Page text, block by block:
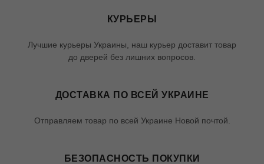
КУРЬЕРЫ
Лучшие курьеры Украины, наш курьер доставит товар
до дверей без лишних вопросов.
ДОСТАВКА ПО ВСЕЙ УКРАИНЕ
Отправляем товар по всей Украине Новой почтой.
БЕЗОПАСНОСТЬ ПОКУПКИ